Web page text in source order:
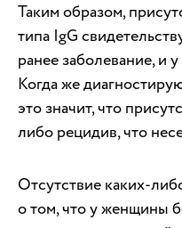
Таким образом,
типа IgG
ранее заболевание, и
Когда же
это значит, что
либо рецидив, что
Отсутствие каких-
о том, что у женщины